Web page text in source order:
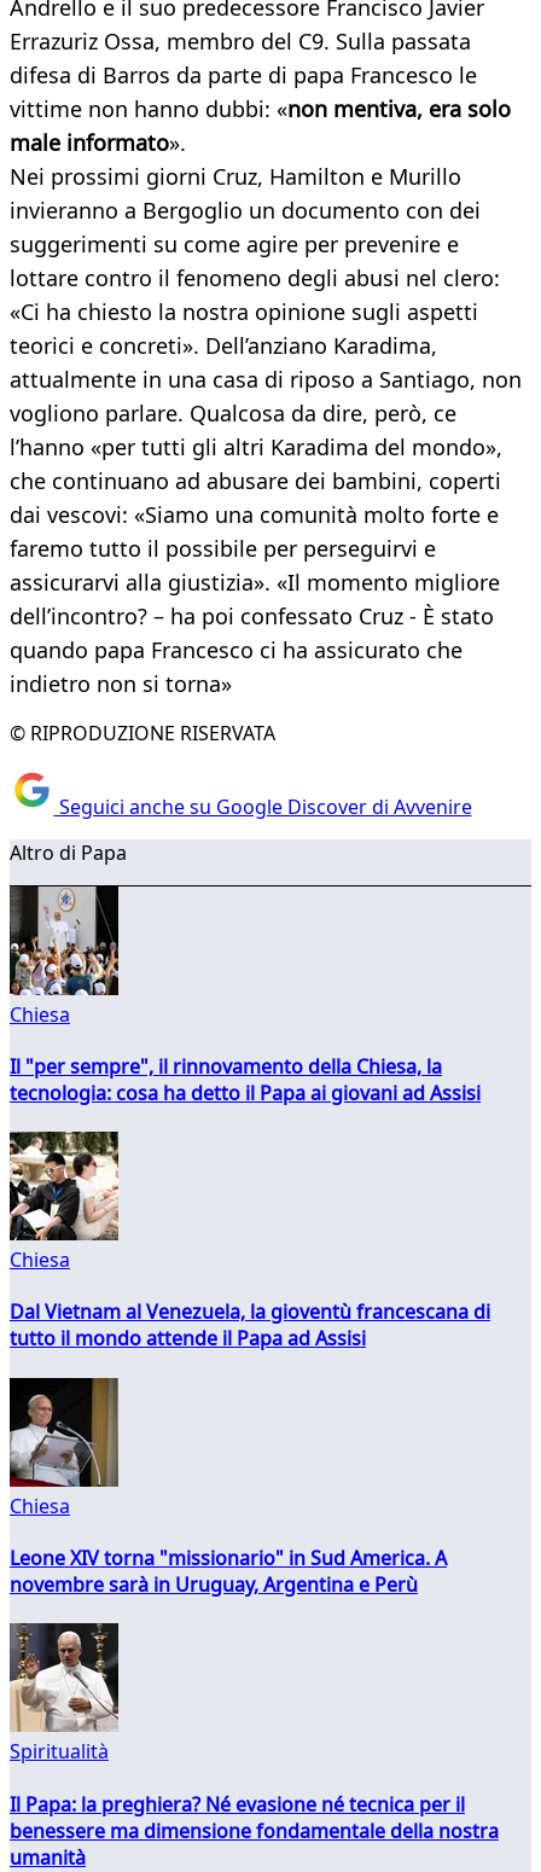
Andrello e il suo predecessore Francisco Javier
Errazuriz Ossa, membro del C9. Sulla passata
difesa di Barros da parte di papa Francesco le
vittime non hanno dubbi: «non mentiva, era solo
male informato».
Nei prossimi giorni Cruz, Hamilton e Murillo
invieranno a Bergoglio un documento con dei
suggerimenti su come agire per prevenire e
lottare contro il fenomeno degli abusi nel clero:
«Ci ha chiesto la nostra opinione sugli aspetti
teorici e concreti». Dell’anziano Karadima,
attualmente in una casa di riposo a Santiago, non
vogliono parlare. Qualcosa da dire, però, ce
l’hanno «per tutti gli altri Karadima del mondo»,
che continuano ad abusare dei bambini, coperti
dai vescovi: «Siamo una comunità molto forte e
faremo tutto il possibile per perseguirvi e
assicurarvi alla giustizia». «Il momento migliore
dell’incontro? – ha poi confessato Cruz - È stato
quando papa Francesco ci ha assicurato che
indietro non si torna»
© RIPRODUZIONE RISERVATA
Seguici anche su Google Discover di Avvenire
Altro di Papa
Chiesa
Il "per sempre", il rinnovamento della Chiesa, la
tecnologia: cosa ha detto il Papa ai giovani ad Assisi
Chiesa
Dal Vietnam al Venezuela, la gioventù francescana di
tutto il mondo attende il Papa ad Assisi
Chiesa
Leone XIV torna "missionario" in Sud America. A
novembre sarà in Uruguay, Argentina e Perù
Spiritualità
Il Papa: la preghiera? Né evasione né tecnica per il
benessere ma dimensione fondamentale della nostra
umanità